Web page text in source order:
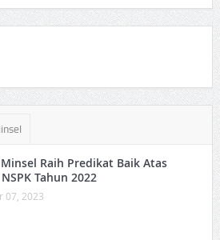
Raih Predikat Baik Atas
Tahun 2022
07, 2023